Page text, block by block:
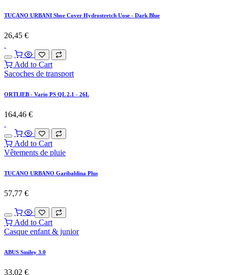
TUCANO URBANI Shoe Cover Hydrostretch Uose - Dark Blue
26,45 €
Add to Cart
Sacoches de transport
ORTLIEB - Vario PS QL 2.1 - 26L
164,46 €
Add to Cart
Vêtements de pluie
TUCANO URBANO Garibaldina Plus
57,77 €
Add to Cart
Casque enfant & junior
ABUS Smiley 3.0
33,02 €